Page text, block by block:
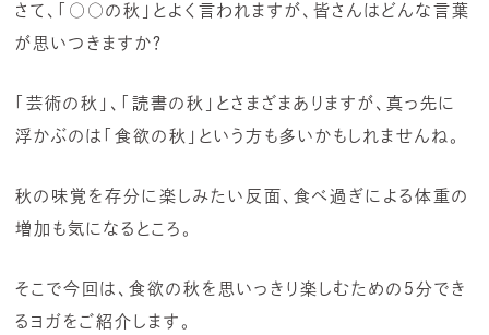
さて、「○○の秋」とよく言われますが、皆さんはどんな言葉
が思いつきますか？
「芸術の秋」、「読書の秋」とさまざまありますが、真っ先に
浮かぶのは「食欲の秋」という方も多いかもしれませんね。
秋の味覚を存分に楽しみたい反面、食べ過ぎによる体重の
増加も気になるところ。
そこで今回は、食欲の秋を思いっきり楽しむための５分でき
るヨガをご紹介します。